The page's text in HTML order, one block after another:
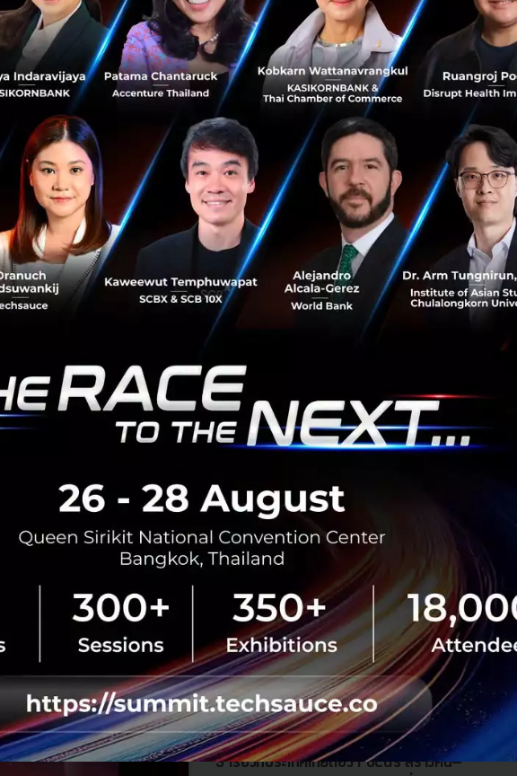
5 ทักษะที่ AI ไม่มีวันแทนที่มนุษย์ได้
ภิรัตน์ ได้สรุปเฟรมเวิร์กที่ชื่อว่า EPOCH ซึ่งเป็นจุดแข็งและ Core Value ที่
ราะเป็นสิ่งที่ AI ไม่สามารถเลียนแบบได้
วามเห็นอกเห็นใจที่มาจากใจจริง ไม่ใช่การประมวลผลจาก Data
การปรากฏตัวและรับรู้ถึงกันและกันในโลกแห่งความเป็นจริง
ารมีจุดยืนและมุมมองส่วนตัว (AI มีข้อมูล แต่มันไม่มีความเชื่อ)
ความคิดสร้างสรรค์ที่หล่อหลอมจากประสบการณ์ อารมณ์ขัน และความผิดพลาด
ามหวัง" พลังใจอันยิ่งใหญ่ที่ผลักดันมนุษย์ ซึ่งแผงวงจรไม่มีวันเข้าใจ
ชี้ชัดว่า 76% ยังคงเชื่อมั่นในศักยภาพของมนุษย์ เพราะบทสนทนานี้ทำให้เรา
คู่แข่งที่เราต้องไปวิ่งแข่งความเร็วด้วย แต่มันคือเครื่องมือที่สะท้อนให้เห็นว่า
ริงของการเป็นมนุษย์
านที่น่าเบื่อ เพื่อที่เราจะได้กลับมาเป็นมนุษย์ที่สมบูรณ์ขึ้น มีเวลาไปสร้างสรรค์
ามสัมพันธ์ และสร้างความเปลี่ยนแปลงที่มีความหมาย
No comment
3 เรื่องที่ประเทศไทยต้อง Focus สร้างคน–